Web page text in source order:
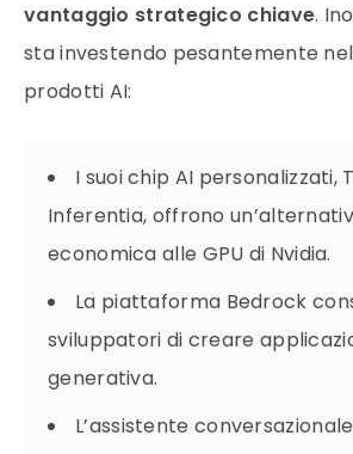
vantaggio strategico chiave.
sta investendo pesantemente
prodotti AI:
I suoi chip AI personalizzati,
Inferentia, offrono
economica alle GPU di Nvidia.
La piattaforma Bedrock
sviluppatori di creare
generativa.
L’assistente